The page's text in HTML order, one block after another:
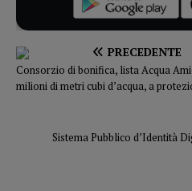
PRECEDENTE
Consorzio di bonifica, lista Acqua
milioni di metri cubi d’acqua, a
Sistema Pubblico d’Identità